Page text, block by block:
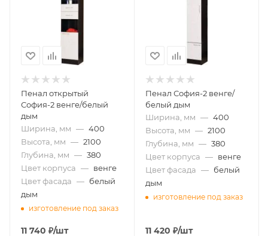
Пенал открытый
София-2 венге/белый
дым
Ширина, мм — 400
Высота, мм — 2100
Глубина, мм — 380
Цвет корпуса — венге
Цвет фасада — белый
дым
изготовление под заказ
11 740 ₽/шт
Пенал София-2 венге/
белый дым
Ширина, мм — 400
Высота, мм — 2100
Глубина, мм — 380
Цвет корпуса — венге
Цвет фасада — белый
дым
изготовление под заказ
11 420 ₽/шт